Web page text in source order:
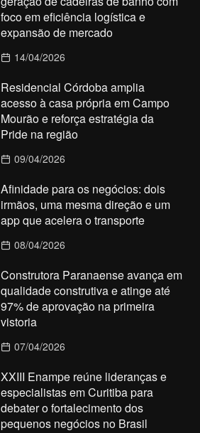
foco em eficiência logística e
expansão de mercado
14/04/2026
Residencial Córdoba amplia
acesso à casa própria em Campo
Mourão e reforça estratégia da
Pride na região
09/04/2026
Afinidade para os negócios: dois
irmãos, uma mesma direção e um
app que acelera o transporte
08/04/2026
Construtora Paranaense avança em
qualidade construtiva e atinge até
97% de aprovação na primeira
vistoria
07/04/2026
XXIII Enampe reúne lideranças e
especialistas em Curitiba para
debater o fortalecimento dos
pequenos negócios no Brasil